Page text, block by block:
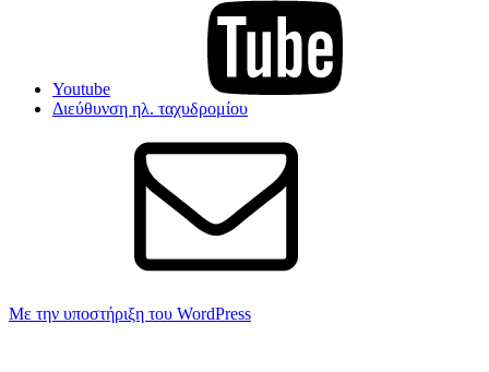
Youtube
Διεύθυνση ηλ. ταχυδρομίου
Με την υποστήριξη του WordPress